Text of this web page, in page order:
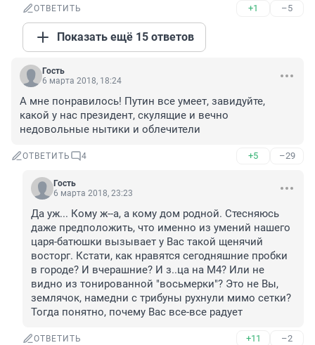
ОТВЕТИТЬ +1 –5
Показать ещё 15 ответов
Гость
6 марта 2018, 18:24
А мне понравилось! Путин все умеет, завидуйте,
какой у нас президент, скулящие и вечно
недовольные нытики и облечители
ОТВЕТИТЬ 4 +5 –29
Гость
6 марта 2018, 23:23
Да уж... Кому ж--а, а кому дом родной. Стесняюсь
даже предположить, что именно из умений нашего
царя-батюшки вызывает у Вас такой щенячий
восторг. Кстати, как нравятся сегодняшние пробки
в городе? И вчерашние? И з..ца на М4? Или не
видно из тонированной "восьмерки"? Это не Вы,
землячок, намедни с трибуны рухнули мимо сетки?
Тогда понятно, почему Вас все-все радует
ОТВЕТИТЬ +11 –2